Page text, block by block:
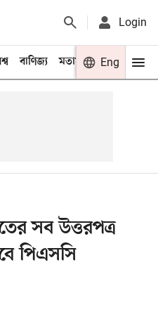
Login
বাণিজ্য মতামত খেলা
Eng
সব উত্তরপত্র
পিএসসি